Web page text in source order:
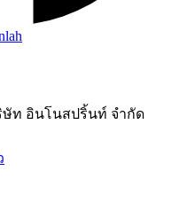
ษัท อินโนสปริ้นท์ จำกัด